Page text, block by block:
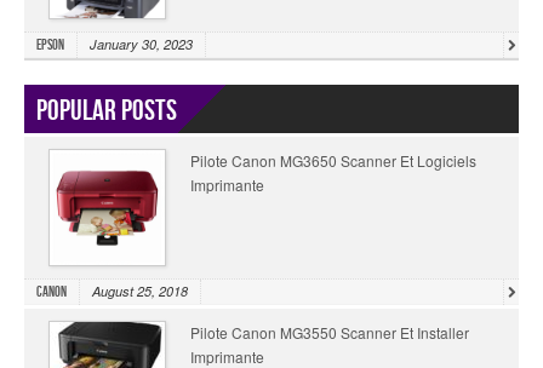
Epson January 30, 2023
Popular Posts
Pilote Canon MG3650 Scanner Et Logiciels
Imprimante
Canon August 25, 2018
Pilote Canon MG3550 Scanner Et Installer
Imprimante